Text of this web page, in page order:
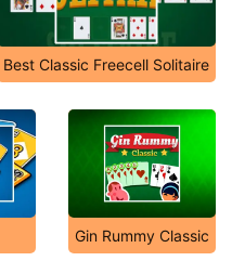
Best Classic Freecell Solitaire
Gin Rummy Classic